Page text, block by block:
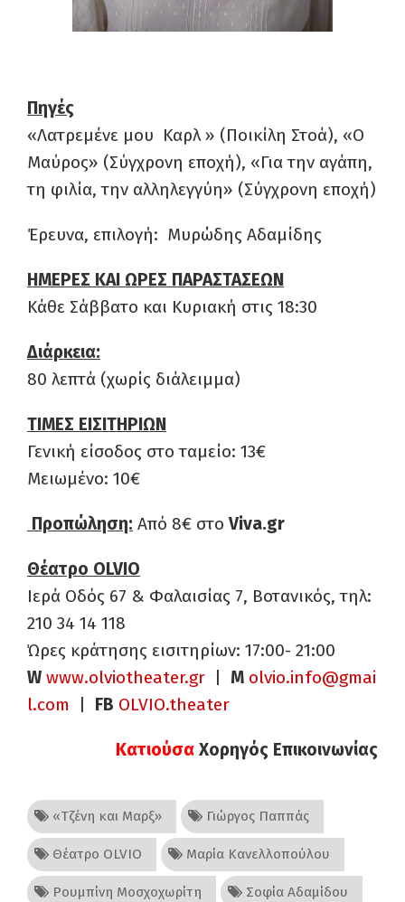
Πηγές
«Λατρεμένε μου Καρλ » (Ποικίλη Στοά), «Ο
Μαύρος» (Σύγχρονη εποχή), «Για την αγάπη,
τη φιλία, την αλληλεγγύη» (Σύγχρονη εποχή)
Έρευνα, επιλογή: Μυρώδης Αδαμίδης
ΗΜΕΡΕΣ ΚΑΙ ΩΡΕΣ ΠΑΡΑΣΤΑΣΕΩΝ
Κάθε Σάββατο και Κυριακή στις 18:30
Διάρκεια:
80 λεπτά (χωρίς διάλειμμα)
ΤΙΜΕΣ ΕΙΣΙΤΗΡΙΩΝ
Γενική είσοδος στο ταμείο: 13€
Μειωμένο: 10€
Προπώληση: Από 8€ στοViva.gr
Θέατρο OLVIO
Ιερά Οδός 67 & Φαλαισίας 7, Βοτανικός, τηλ:
210 34 14 118
Ώρες κράτησης εισιτηρίων: 17:00- 21:00
W www.olviotheater.gr Μ olvio.info@gmai
l.com
FB OLVIO.theater
Κατιούσα Χορηγός Επικοινωνίας
«Τζένη και Μαρξ» Γιώργος Παππάς
Θέατρο OLVIO Μαρία Κανελλοπούλου
Ρουμπίνη Μοσχοχωρίτη Σοφία Αδαμίδου